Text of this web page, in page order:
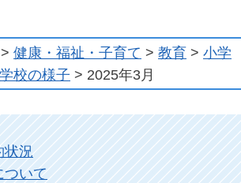
> 健康・福祉・子育て > 教育 > 小学
学校の様子 > 2025年3月
状況
ついて